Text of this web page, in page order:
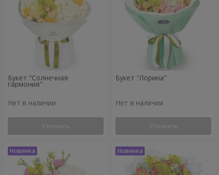
Букет "Солнечная
гармония"
Нет в наличии
Уточнить
Букет "Лорина"
Нет в наличии
Уточнить